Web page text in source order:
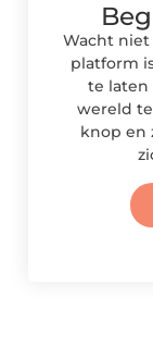
Wacht niet
platform
te laten
wereld
knop en